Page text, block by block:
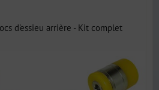
d'essieu arrière - Kit complet